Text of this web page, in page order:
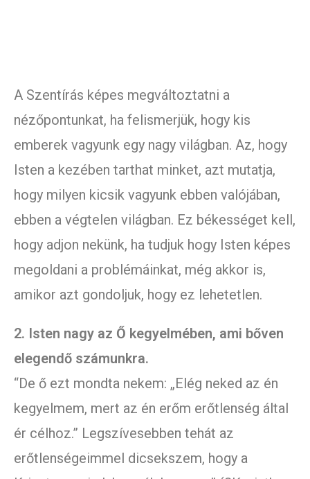
A Szentírás képes megváltoztatni a
nézőpontunkat, ha felismerjük, hogy kis
emberek vagyunk egy nagy világban. Az, hogy
Isten a kezében tarthat minket, azt mutatja,
hogy milyen kicsik vagyunk ebben valójában,
ebben a végtelen világban. Ez békességet kell,
hogy adjon nekünk, ha tudjuk hogy Isten képes
megoldani a problémáinkat, még akkor is,
amikor azt gondoljuk, hogy ez lehetetlen.
2. Isten nagy az Ő kegyelmében, ami bőven
elegendő számunkra.
“De ő ezt mondta nekem: „Elég neked az én
kegyelmem, mert az én erőm erőtlenség által
ér célhoz.” Legszívesebben tehát az
erőtlenségeimmel dicsekszem, hogy a